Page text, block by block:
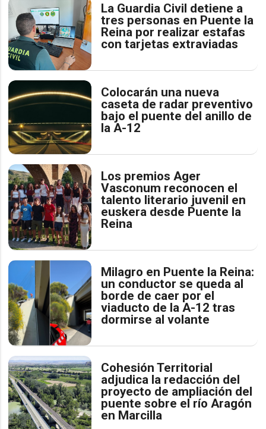
La Guardia Civil detiene a
tres personas en Puente la
Reina por realizar estafas
con tarjetas extraviadas
Colocarán una nueva
caseta de radar preventivo
bajo el puente del anillo de
la A-12
Los premios Ager
Vasconum reconocen el
talento literario juvenil en
euskera desde Puente la
Reina
Milagro en Puente la Reina:
un conductor se queda al
borde de caer por el
viaducto de la A-12 tras
dormirse al volante
Cohesión Territorial
adjudica la redacción del
proyecto de ampliación del
puente sobre el río Aragón
en Marcilla